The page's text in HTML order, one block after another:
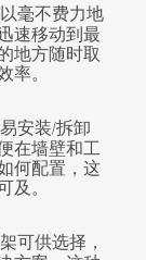
毫不费力地
速移动到最
地方随时取
。
安装/拆卸
在墙壁和工
何配置，这
。
可供选择，